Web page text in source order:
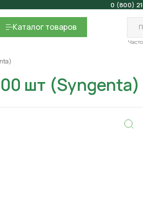
0 (800)
Каталогтоваров
шт (Syngenta)